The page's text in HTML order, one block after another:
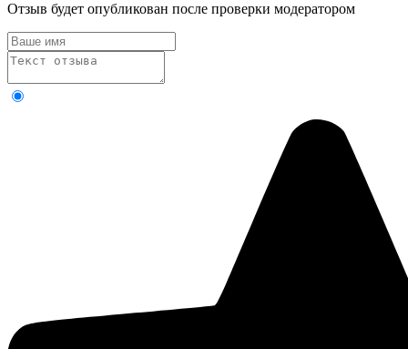
Отзыв будет опубликован после проверки модератором